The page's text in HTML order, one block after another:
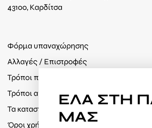
43100, Καρδίτσα
Φόρμα υπαναχώρησης
Αλλαγές / Επιστροφές
Τρόποι πληρωμής
Τρόποι αποστολής
Τα καταστήματά μας
Όροι χρήσης / Πολιτική απορρήτου
ΕΛΑ ΣΤΗ
ΜΑΣ